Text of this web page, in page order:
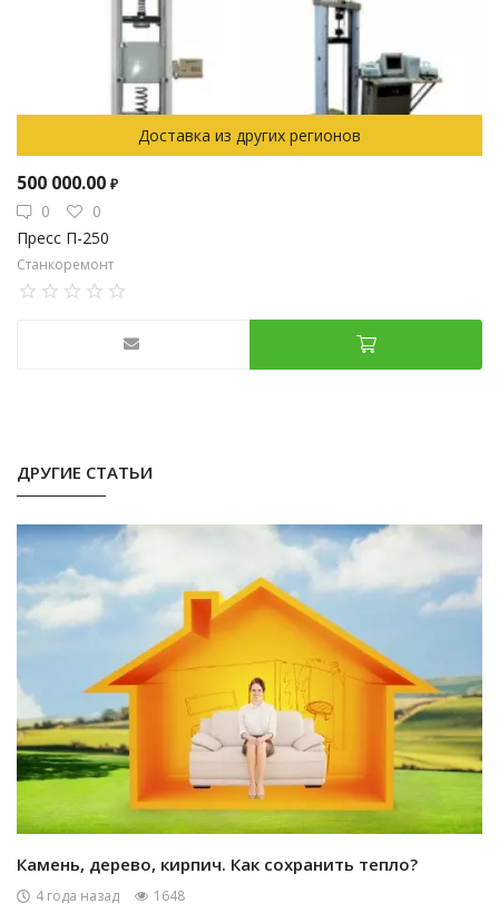
Доставка из других регионов
500 000.00 ₽
0
0
Пресс П-250
Станкоремонт
ДРУГИЕ СТАТЬИ
Камень, дерево, кирпич. Как сохранить тепло?
4 года назад
1648